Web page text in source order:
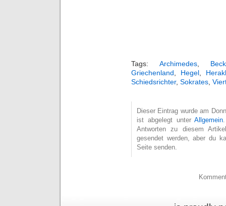
Tags: Archimedes,
Griechenland
Hegel
Schiedsrichter, Sokrates
Dieser Eintrag wurde am
ist abgelegt unterAllgemein
Antworten zu diesem
gesendet werden, aber du
Seite senden.